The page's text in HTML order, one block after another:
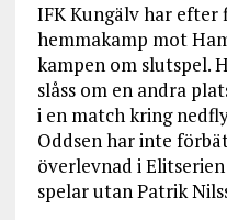
IFK Kungälv har
hemmakamp mot
kampen om slutspel.
slåss om en andra
i en match kring
Oddsen har inte
överlevnad i
spelar utan Patrik